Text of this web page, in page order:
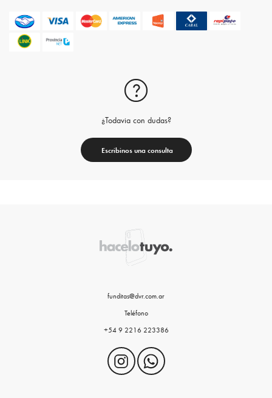
¿Todavia con dudas?
Escribinos una consulta
funditas@dvr.com.ar
Teléfono
+54 9 2216 223386